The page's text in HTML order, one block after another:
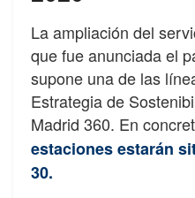
La ampliación del
que fue anunciada el
supone una de las
Estrategia de
Madrid 360. En
estaciones estarán
30.